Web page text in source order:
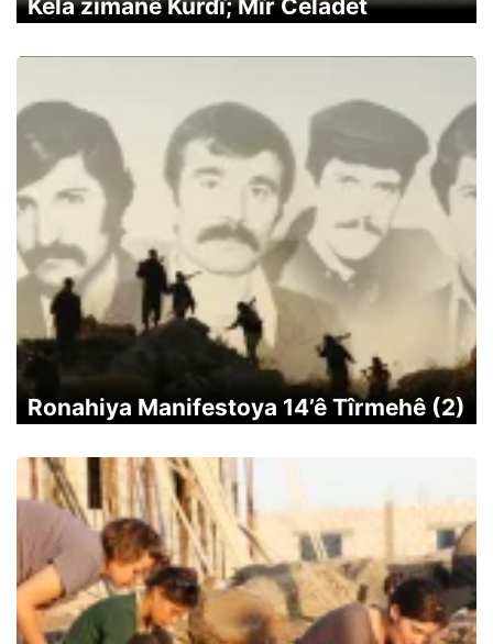
Kela zimanê Kurdî; Mîr Celadet
Ronahiya Manifestoya 14’ê Tîrmehê (2)